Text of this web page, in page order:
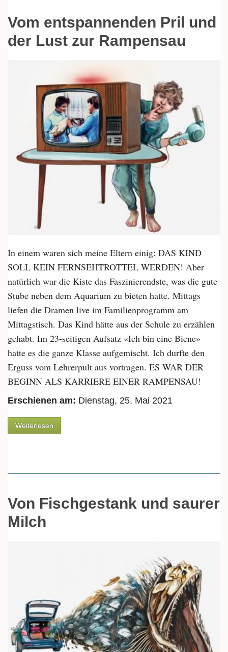
Vom entspannenden Pril und
der Lust zur Rampensau
In einem waren sich meine Eltern einig: DAS KIND
SOLL KEIN FERNSEHTROTTEL WERDEN! Aber
natürlich war die Kiste das Faszinierendste, was die gute
Stube neben dem Aquarium zu bieten hatte. Mittags
liefen die Dramen live im Familienprogramm am
Mittagstisch. Das Kind hätte aus der Schule zu erzählen
gehabt. Im 23-seitigen Aufsatz «Ich bin eine Biene»
hatte es die ganze Klasse aufgemischt. Ich durfte den
Erguss vom Lehrerpult aus vortragen. ES WAR DER
BEGINN ALS KARRIERE EINER RAMPENSAU!
Erschienen am: Dienstag, 25. Mai 2021
Weiterlesen
Von Fischgestank und saurer
Milch